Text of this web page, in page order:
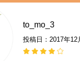
to_mo_3
投稿日：2017年12